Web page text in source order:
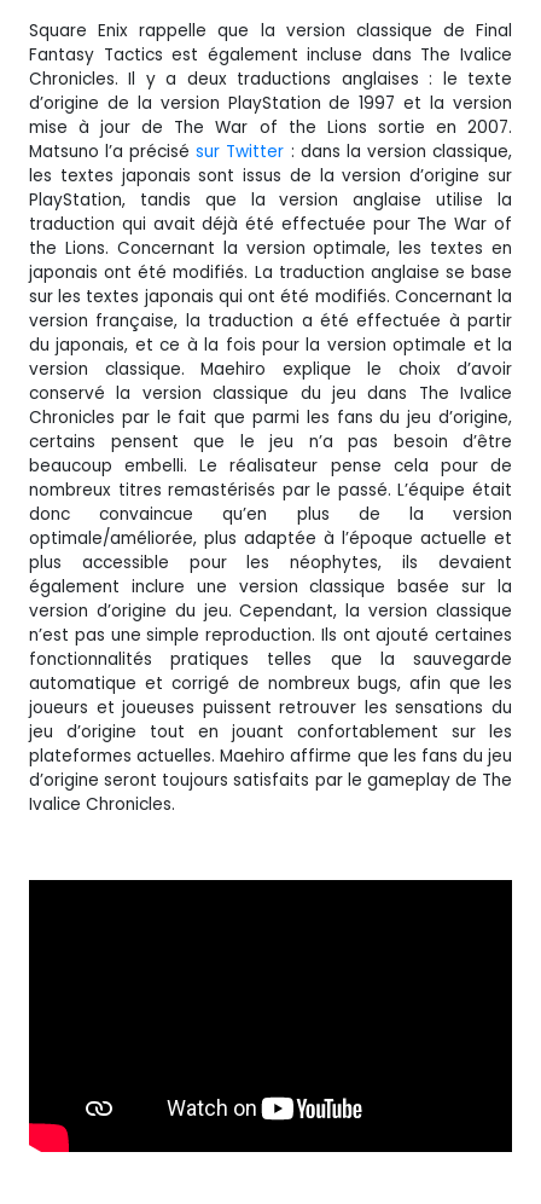
Square Enix rappelle que la version classique de Final
Fantasy Tactics est également incluse dans The Ivalice
Chronicles. Il y a deux traductions anglaises : le texte
d’origine de la version PlayStation de 1997 et la version
mise à jour de The War of the Lions sortie en 2007.
Matsuno l’a précisésur Twitter : dans la version classique,
les textes japonais sont issus de la version d’origine sur
PlayStation, tandis que la version anglaise utilise la
traduction qui avait déjà été effectuée pour The War of
the Lions. Concernant la version optimale, les textes en
japonais ont été modifiés. La traduction anglaise se base
sur les textes japonais qui ont été modifiés. Concernant la
version française, la traduction a été effectuée à partir
du japonais, et ce à la fois pour la version optimale et la
version classique. Maehiro explique le choix d’avoir
conservé la version classique du jeu dans The Ivalice
Chronicles par le fait que parmi les fans du jeu d’origine,
certains pensent que le jeu n’a pas besoin d’être
beaucoup embelli. Le réalisateur pense cela pour de
nombreux titres remastérisés par le passé. L’équipe était
donc convaincue qu’en plus de la version
optimale/améliorée, plus adaptée à l’époque actuelle et
plus accessible pour les néophytes, ils devaient
également inclure une version classique basée sur la
version d’origine du jeu. Cependant, la version classique
n’est pas une simple reproduction. Ils ont ajouté certaines
fonctionnalités pratiques telles que la sauvegarde
automatique et corrigé de nombreux bugs, afin que les
joueurs et joueuses puissent retrouver les sensations du
jeu d’origine tout en jouant confortablement sur les
plateformes actuelles. Maehiro affirme que les fans du jeu
d’origine seront toujours satisfaits par le gameplay de The
Ivalice Chronicles.